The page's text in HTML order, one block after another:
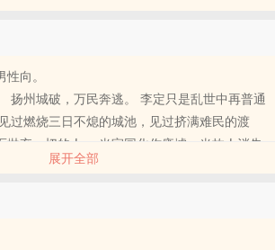
向。
扬州城破，万民奔逃。 李定只是乱世中再普通
过燃烧三日不熄的城池，见过挤满难民的渡
抛弃一切的人。 当家园化作废墟，当故人消失
争夺走的从来不只是生命。 ——《临安雪》
展开全部